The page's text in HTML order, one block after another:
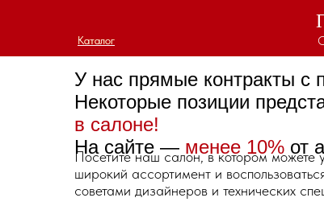
Каталог
Каталог
У нас прямые контракты с
Некоторые позиции
в салоне!
На сайте — менее 10% от
Посетите наш салон, в котором можете
широкий ассортимент и
советами дизайнеров и технических